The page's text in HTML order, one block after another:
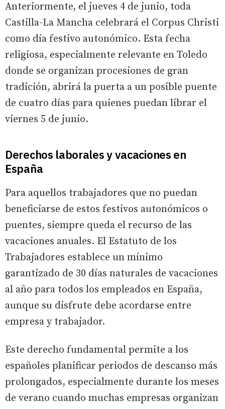
Anteriormente, el jueves 4 de junio, toda
Castilla-La Mancha celebrará el Corpus Christi
como día festivo autonómico. Esta fecha
religiosa, especialmente relevante en Toledo
donde se organizan procesiones de gran
tradición, abrirá la puerta a un posible puente
de cuatro días para quienes puedan librar el
viernes 5 de junio.
Derechos laborales y vacaciones en
España
Para aquellos trabajadores que no puedan
beneficiarse de estos festivos autonómicos o
puentes, siempre queda el recurso de las
vacaciones anuales. El Estatuto de los
Trabajadores establece un mínimo
garantizado de 30 días naturales de vacaciones
al año para todos los empleados en España,
aunque su disfrute debe acordarse entre
empresa y trabajador.
Este derecho fundamental permite a los
españoles planificar periodos de descanso más
prolongados, especialmente durante los meses
de verano cuando muchas empresas organizan